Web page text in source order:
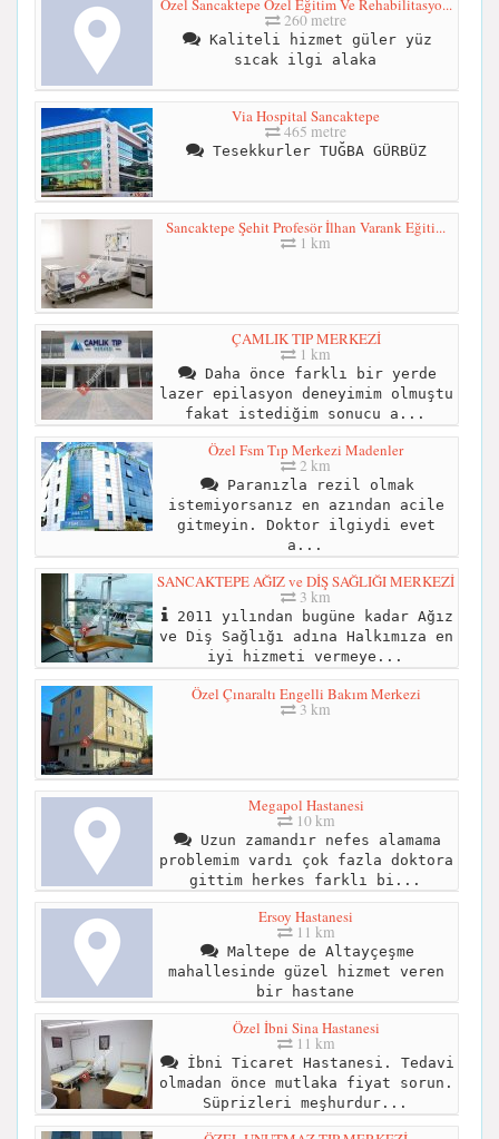
Özel Sancaktepe Özel Eğitim Ve Rehabilitasyo...
260 metre
Kaliteli hizmet güler yüz
sıcak ilgi alaka
Via Hospital Sancaktepe
465 metre
Tesekkurler TUĞBA GÜRBÜZ
Sancaktepe Şehit Profesör İlhan Varank Eğiti...
1 km
ÇAMLIK TIP MERKEZİ
1 km
Daha önce farklı bir yerde
lazer epilasyon deneyimim olmuştu
fakat istediğim sonucu a...
Özel Fsm Tıp Merkezi Madenler
2 km
Paranızla rezil olmak
istemiyorsanız en azından acile
gitmeyin. Doktor ilgiydi evet
a...
SANCAKTEPE AĞIZ ve DİŞ SAĞLIĞI MERKEZİ
3 km
2011 yılından bugüne kadar Ağız
ve Diş Sağlığı adına Halkımıza en
iyi hizmeti vermeye...
Özel Çınaraltı Engelli Bakım Merkezi
3 km
Megapol Hastanesi
10 km
Uzun zamandır nefes alamama
problemim vardı çok fazla doktora
gittim herkes farklı bi...
Ersoy Hastanesi
11 km
Maltepe de Altayçeşme
mahallesinde güzel hizmet veren
bir hastane
Özel İbni Sina Hastanesi
11 km
İbni Ticaret Hastanesi. Tedavi
olmadan önce mutlaka fiyat sorun.
Süprizleri meşhurdur...